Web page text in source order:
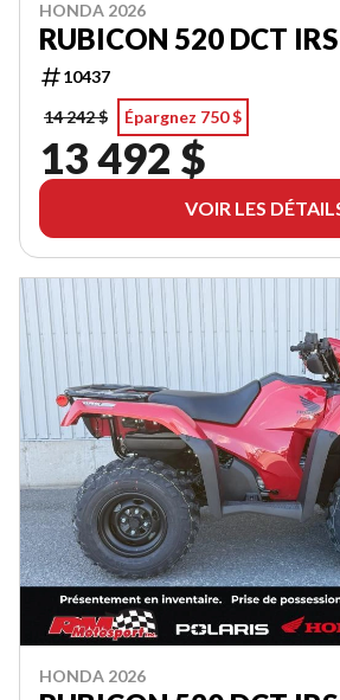
HONDA 2026
RUBICON 520 DCT IRS
10437
14 242 $
Épargnez 750 $
13 492 $
VOIR LES
HONDA 2026